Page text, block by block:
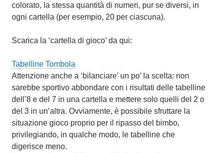
colorato, la stessa quantità di numeri, pur se diversi, in
ogni cartella (per esempio, 20 per ciascuna).
Scarica la ‘cartella di gioco’ da qui:
Tabelline Tombola
Attenzione anche a ‘bilanciare’ un po’ la scelta: non
sarebbe sportivo abbondare con i risultati delle tabelline
dell’8 e del 7 in una cartella e mettere solo quelli del 2 o
del 3 in un’altra. Ovviamente, è possibile sfruttare la
situazione gioco proprio per il ripasso del bimbo,
privilegiando, in qualche modo, le tabelline che
digerisce meno.